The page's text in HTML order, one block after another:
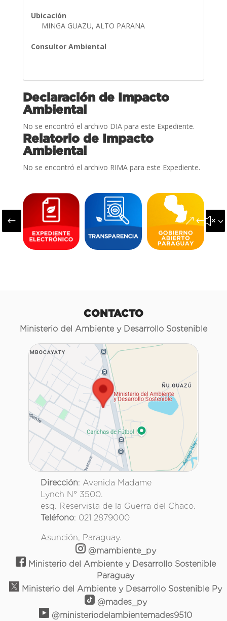
Ubicación
MINGA GUAZU, ALTO PARANA
Consultor Ambiental
Declaración de Impacto
Ambiental
No se encontró el archivo DIA para este Expediente.
Relatorio de Impacto
Ambiental
No se encontró el archivo RIMA para este Expediente.
#
CONTACTO
Ministerio del Ambiente y Desarrollo Sostenible
Dirección: Avenida Madame
Lynch N° 3500.
esq. Reservista de la Guerra del Chaco.
Teléfono: 021 2879000
Asunción, Paraguay.
@mambiente_py
Ministerio del Ambiente y Desarrollo Sostenible
Paraguay
Ministerio del Ambiente y Desarrollo Sostenible Py
@mades_py
@ministeriodelambientemades9510